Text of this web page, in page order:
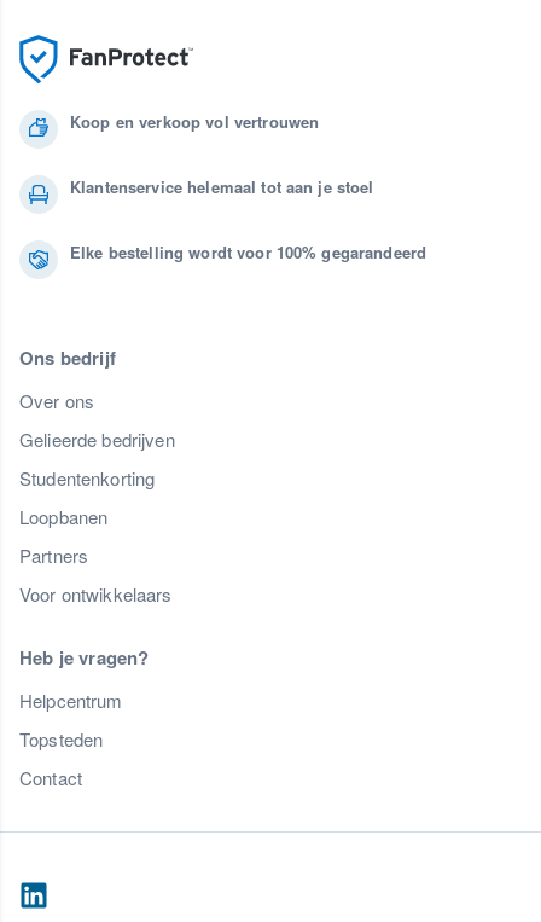
Koop en verkoop vol vertrouwen
Klantenservice helemaal tot aan je stoel
Elke bestelling wordt voor 100% gegarandeerd
Ons bedrijf
Over ons
Gelieerde bedrijven
Studentenkorting
Loopbanen
Partners
Voor ontwikkelaars
Heb je vragen?
Helpcentrum
Topsteden
Contact